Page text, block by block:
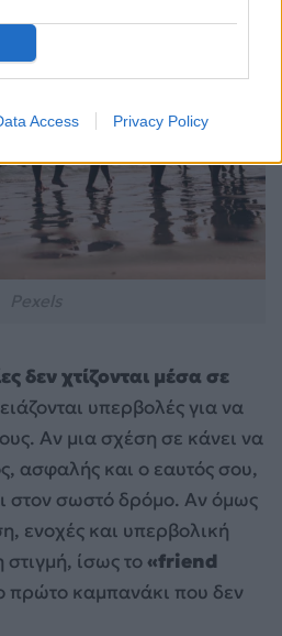
Access Privacy Policy
δεν χτίζονται μέσα σε
υπερβολές για να
Αν μια σχέση σε κάνει να
ασφαλής και ο εαυτός σου,
στον σωστό δρόμο. Αν όμως
ενοχές και υπερβολική
ίσως το«friend
πρώτο καμπανάκι που δεν